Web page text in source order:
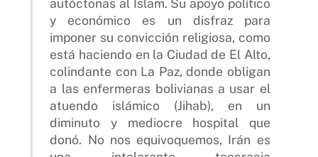
autóctonas al Islam. Su apoyo político
y económico es un disfraz para
imponer su convicción religiosa, como
está haciendo en la Ciudad de El Alto,
colindante con La Paz, donde obligan
a las enfermeras bolivianas a usar el
atuendo islámico (Jihab), en un
diminuto y mediocre hospital que
donó. No nos equivoquemos, Irán es